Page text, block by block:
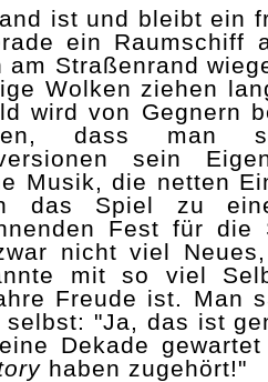
ist und bleibt ein
ein Raumschiff
am Straßenrand
Wolken ziehen
wird von Gegnern
dass man
sein
Musik, die netten
das Spiel zu
Fest für
nicht viel
mit so viel
Freude ist. Man
selbst: "Ja, das ist
Dekade
haben zugehört!"